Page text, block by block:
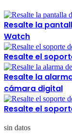
Resalte la
Watch
Resalte el
Resalte la
cámara digital
Resalte el
sin datos